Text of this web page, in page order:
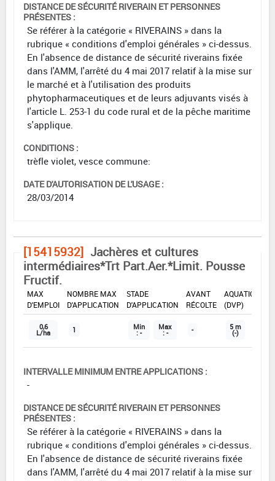
DISTANCE DE SÉCURITÉ RIVERAIN ET PERSONNES
PRÉSENTES :
Se référer à la catégorie « RIVERAINS » dans la
rubrique « conditions d'emploi générales » ci-dessus.
En l'absence de distance de sécurité riverains fixée
dans l'AMM, l'arrêté du 4 mai 2017 relatif à la mise sur
le marché et à l'utilisation des produits
phytopharmaceutiques et de leurs adjuvants visés à
l'article L. 253-1 du code rural et de la pêche maritime
s'applique.
CONDITIONS :
trèfle violet, vesce commune:
DATE D'AUTORISATION DE L'USAGE :
28/03/2014
[15415932] Jachères et cultures
intermédiaires*Trt Part.Aer.*Limit. Pousse
Fructif.
DOSE
MAX
D'EMPLOI
NOMBRE MAX
D'APPLICATION
STADE
D'APPLICATION
AVANT
RÉCOLTE
AQUATIQUE
(DVP)
0,6
L/ha 1 Min
: -
Max
: - - 5 m
(-)
INTERVALLE MINIMUM ENTRE APPLICATIONS :
-
DISTANCE DE SÉCURITÉ RIVERAIN ET PERSONNES
PRÉSENTES :
Se référer à la catégorie « RIVERAINS » dans la
rubrique « conditions d'emploi générales » ci-dessus.
En l'absence de distance de sécurité riverains fixée
dans l'AMM, l'arrêté du 4 mai 2017 relatif à la mise sur